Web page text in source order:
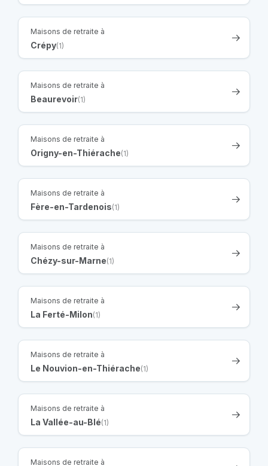
Maisons de retraite à
Crépy(1)
Maisons de retraite à
Beaurevoir(1)
Maisons de retraite à
Origny-en-Thiérache(1)
Maisons de retraite à
Fère-en-Tardenois(1)
Maisons de retraite à
Chézy-sur-Marne(1)
Maisons de retraite à
La Ferté-Milon(1)
Maisons de retraite à
Le Nouvion-en-Thiérache(1)
Maisons de retraite à
La Vallée-au-Blé(1)
Maisons de retraite à